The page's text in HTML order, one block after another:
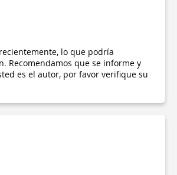
lo que podría
Recomendamos que se informe y
es el autor, por favor verifique su